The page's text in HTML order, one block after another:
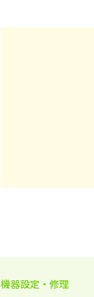
機器設定・修理